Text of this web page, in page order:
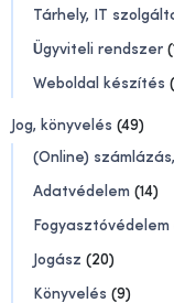
Tárhely, IT
Ügyviteli rendszer
Weboldal készítés
Jog, könyvelés (49)
(Online)
Adatvédelem (14)
Fogyasztóvédelem
Jogász (20)
Könyvelés (9)